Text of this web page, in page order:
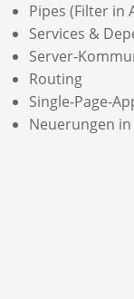
Pipes (Filter in
Services &
Server-
Routing
Single-Page-
Neuerungen